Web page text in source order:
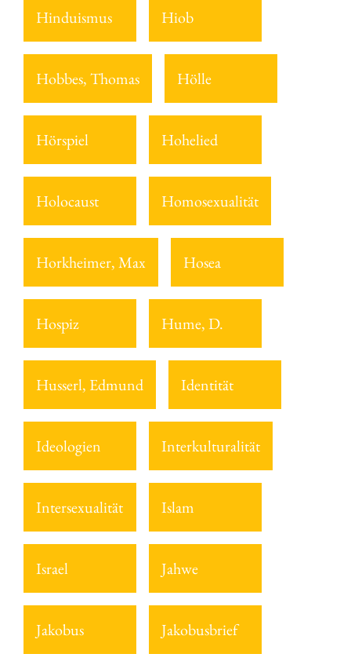
Hinduismus Hiob
Hobbes, Thomas Hölle
Hörspiel Hohelied
Holocaust Homosexualität
Horkheimer, Max Hosea
Hospiz Hume, D.
Husserl, Edmund Identität
Ideologien Interkulturalität
Intersexualität Islam
Israel Jahwe
Jakobus Jakobusbrief